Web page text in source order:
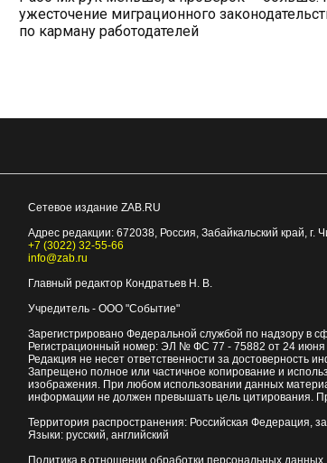
ужесточение миграционного
по карману работодателей
Сетевое издание ZAB.RU
Адрес редакции: 672038, Россия, Забайкальский край, г.
+7 (3022) 32-55-66
info@zab.ru
Главный редактор Кондратьев Н. В.
Учредитель - ООО "Событие"
Зарегистрировано Федеральной службой по надзору в
Регистрационный номер: ЭЛ № ФС 77 - 75882 от 24 июня
Редакция не несет ответственности за
Запрещено полное или частичное копирование и
изображения. При любом использовании данных
информации не должен превышать цель цитирования.
Территория распространения: Российская Федерация,
Языки: русский, английский